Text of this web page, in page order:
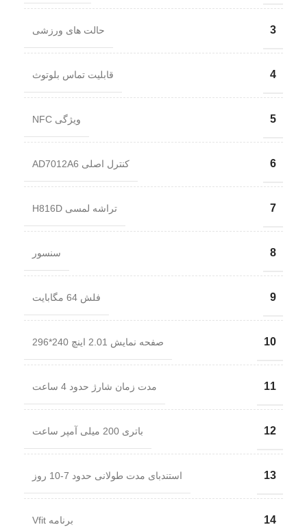
3 حالت های ورزشی
4 قابلیت تماس بلوتوث
5 ویژگی NFC
6 کنترل اصلی AD7012A6
7 تراشه لمسی H816D
8 سنسور
9 فلش 64 مگابایت
10 صفحه نمایش 2.01 اینچ 240*296
11 مدت زمان شارژ حدود 4 ساعت
12 باتری 200 میلی آمپر ساعت
13 استندبای مدت طولانی حدود 7-10 روز
14 برنامه Vfit